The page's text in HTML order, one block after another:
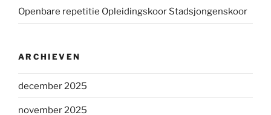
Openbare repetitie Opleidingskoor Stadsjongenskoor
ARCHIEVEN
december 2025
november 2025